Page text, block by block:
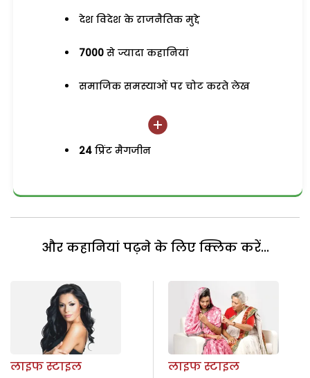
देश विदेश के राजनैतिक मुद्दे
7000 से ज्यादा कहानियां
समाजिक समस्याओं पर चोट करते लेख
24 प्रिंट मैगजीन
और कहानियां पढ़ने के लिए क्लिक करें...
लाइफ स्टाइल
लाइफ स्टाइल